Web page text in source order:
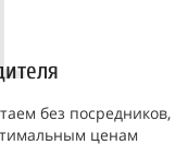
без посредников,
ценам